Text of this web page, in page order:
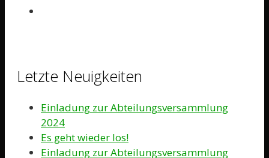
Letzte Neuigkeiten
Einladung zur Abteilungsversammlung
2024
Es geht wieder los!
Einladung zur Abteilungsversammlung